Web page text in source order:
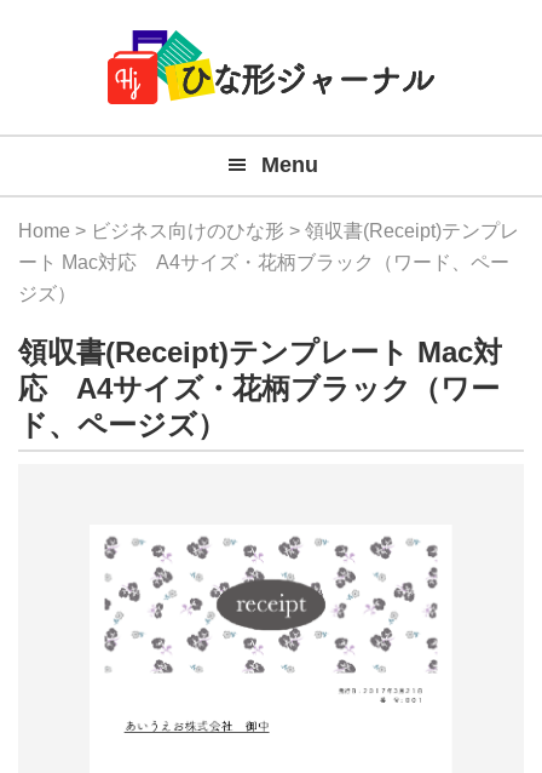
Navigation
料
テ
プ
レ
ト
(Mac
形
ジ
ャ
Menu
Home > ビジネス向けのひな形 > 領収書(Receipt)テンプレ
ート Mac対応 A4サイズ・花柄ブラック（ワード、ペー
ジズ）
領収書(Receipt)テンプレート Mac対
応 A4サイズ・花柄ブラック（ワー
ド、ページズ）